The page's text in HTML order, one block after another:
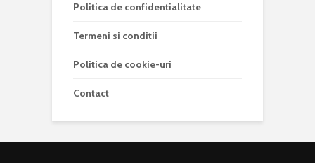
Politica de confidentialitate
Termeni si conditii
Politica de cookie-uri
Contact